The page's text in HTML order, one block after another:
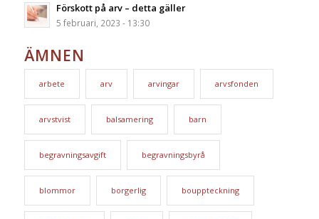
Förskott på arv – detta gäller
5 februari, 2023 - 13:30
ÄMNEN
arbete arv arvingar arvsfonden
arvstvist balsamering barn
begravningsavgift begravningsbyrå
blommor borgerlig bouppteckning